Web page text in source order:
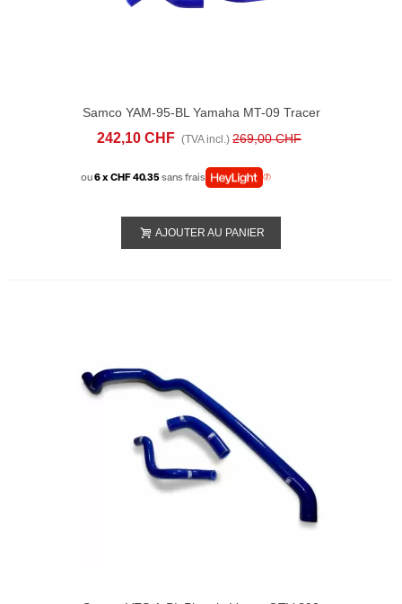
Samco YAM-95-BL Yamaha MT-09 Tracer
(2021-23) RADIATOR HOSE KITS
242,10 CHF (TVA incl.) 269,00 CHF
ou6 x CHF 40.35sans frais
AJOUTER AU PANIER